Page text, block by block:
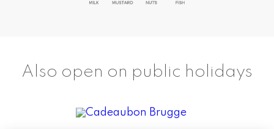
Also open on public holidays